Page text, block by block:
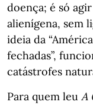
doença; é só
alienígena, sem
ideia da
fechadas”,
catástrofes
Para quem leu A